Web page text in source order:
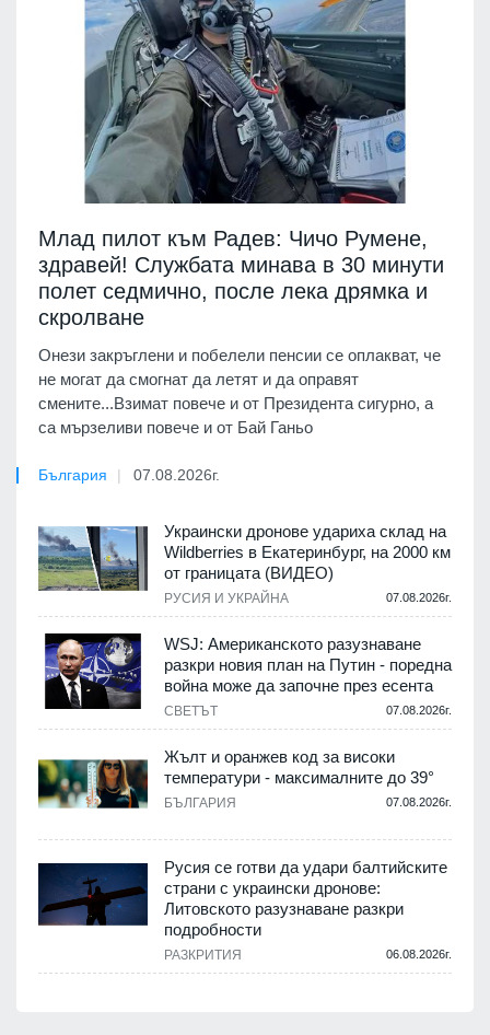
Млад пилот към Радев: Чичо Румене,
здравей! Службата минава в 30 минути
полет седмично, после лека дрямка и
скролване
Онези закръглени и побелели пенсии се оплакват, че
не могат да смогнат да летят и да оправят
смените...Взимат повече и от Президента сигурно, а
са мързеливи повече и от Бай Ганьо
България 07.08.2026г.
Украински дронове удариха склад на
Wildberries в Екатеринбург, на 2000 км
от границата (ВИДЕО)
РУСИЯ И УКРАЙНА 07.08.2026г.
WSJ: Американското разузнаване
разкри новия план на Путин - поредна
война може да започне през есента
СВЕТЪТ 07.08.2026г.
Жълт и оранжев код за високи
температури - максималните до 39°
БЪЛГАРИЯ 07.08.2026г.
Русия се готви да удари балтийските
страни с украински дронове:
Литовското разузнаване разкри
подробности
РАЗКРИТИЯ 06.08.2026г.